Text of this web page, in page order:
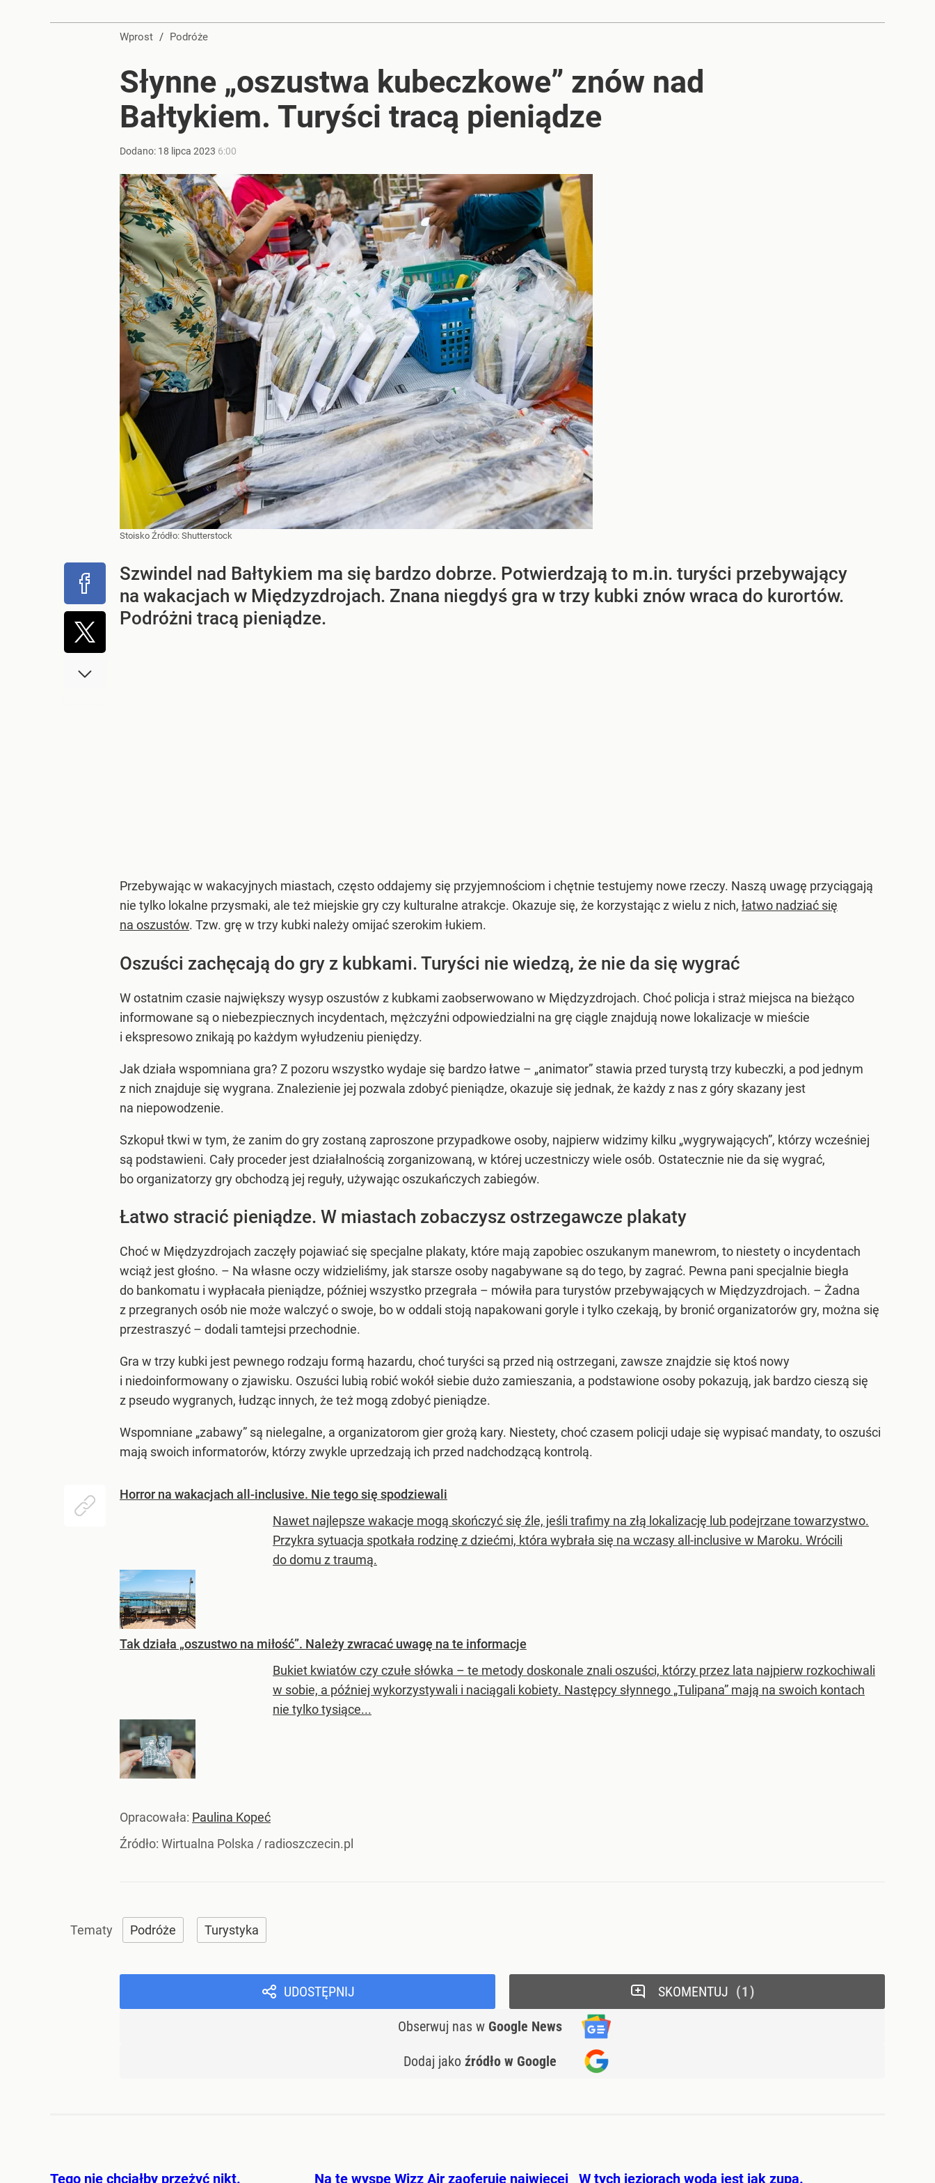
Prawdziwa wartość różnorodności
Nawrocki ma szansę na drugą kadencję? Tak ocenili go Polacy. Sondaż dla „Wprost”
Wprost / Podróże
Słynne „oszustwa kubeczkowe” znów nad
Bałtykiem. Turyści tracą pieniądze
Dodano: 18 lipca 2023 6:00
Stoisko Źródło: Shutterstock
Szwindel nad Bałtykiem ma się bardzo dobrze. Potwierdzają to m.in. turyści przebywający
na wakacjach w Międzyzdrojach. Znana niegdyś gra w trzy kubki znów wraca do kurortów.
Podróżni tracą pieniądze.
Przebywając w wakacyjnych miastach, często oddajemy się przyjemnościom i chętnie testujemy nowe rzeczy. Naszą uwagę przyciągają
nie tylko lokalne przysmaki, ale też miejskie gry czy kulturalne atrakcje. Okazuje się, że korzystając z wielu z nich, łatwo nadziać się
na oszustów. Tzw. grę w trzy kubki należy omijać szerokim łukiem.
Oszuści zachęcają do gry z kubkami. Turyści nie wiedzą, że nie da się wygrać
W ostatnim czasie największy wysyp oszustów z kubkami zaobserwowano w Międzyzdrojach. Choć policja i straż miejsca na bieżąco
informowane są o niebezpiecznych incydentach, mężczyźni odpowiedzialni na grę ciągle znajdują nowe lokalizacje w mieście
i ekspresowo znikają po każdym wyłudzeniu pieniędzy.
Jak działa wspomniana gra? Z pozoru wszystko wydaje się bardzo łatwe – „animator” stawia przed turystą trzy kubeczki, a pod jednym
z nich znajduje się wygrana. Znalezienie jej pozwala zdobyć pieniądze, okazuje się jednak, że każdy z nas z góry skazany jest
na niepowodzenie.
Szkopuł tkwi w tym, że zanim do gry zostaną zaproszone przypadkowe osoby, najpierw widzimy kilku „wygrywających”, którzy wcześniej
są podstawieni. Cały proceder jest działalnością zorganizowaną, w której uczestniczy wiele osób. Ostatecznie nie da się wygrać,
bo organizatorzy gry obchodzą jej reguły, używając oszukańczych zabiegów.
Łatwo stracić pieniądze. W miastach zobaczysz ostrzegawcze plakaty
Choć w Międzyzdrojach zaczęły pojawiać się specjalne plakaty, które mają zapobiec oszukanym manewrom, to niestety o incydentach
wciąż jest głośno. – Na własne oczy widzieliśmy, jak starsze osoby nagabywane są do tego, by zagrać. Pewna pani specjalnie biegła
do bankomatu i wypłacała pieniądze, później wszystko przegrała – mówiła para turystów przebywających w Międzyzdrojach. – Żadna
z przegranych osób nie może walczyć o swoje, bo w oddali stoją napakowani goryle i tylko czekają, by bronić organizatorów gry, można się
przestraszyć – dodali tamtejsi przechodnie.
Gra w trzy kubki jest pewnego rodzaju formą hazardu, choć turyści są przed nią ostrzegani, zawsze znajdzie się ktoś nowy
i niedoinformowany o zjawisku. Oszuści lubią robić wokół siebie dużo zamieszania, a podstawione osoby pokazują, jak bardzo cieszą się
z pseudo wygranych, łudząc innych, że też mogą zdobyć pieniądze.
Wspomniane „zabawy” są nielegalne, a organizatorom gier grożą kary. Niestety, choć czasem policji udaje się wypisać mandaty, to oszuści
mają swoich informatorów, którzy zwykle uprzedzają ich przed nadchodzącą kontrolą.
Horror na wakacjach all-inclusive. Nie tego się spodziewali
Nawet najlepsze wakacje mogą skończyć się źle, jeśli trafimy na złą lokalizację lub podejrzane towarzystwo.
Przykra sytuacja spotkała rodzinę z dziećmi, która wybrała się na wczasy all-inclusive w Maroku. Wrócili
do domu z traumą.
Tak działa „oszustwo na miłość”. Należy zwracać uwagę na te informacje
Bukiet kwiatów czy czułe słówka – te metody doskonale znali oszuści, którzy przez lata najpierw rozkochiwali
w sobie, a później wykorzystywali i naciągali kobiety. Następcy słynnego „Tulipana” mają na swoich kontach
nie tylko tysiące...
Opracowała: Paulina Kopeć
Źródło: Wirtualna Polska / radioszczecin.pl
Podróże Turystyka
UDOSTĘPNIJ
Obserwuj nas w Google News
Dodaj jako źródło w Google
SKOMENTUJ 1
Tego nie chciałby przeżyć nikt. Na tę wyspę Wizz Air zaoferuje najwięcej W tych jeziorach woda jest jak zupa.